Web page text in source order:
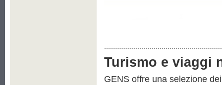
Turismo e viaggi
GENS offre una selezione